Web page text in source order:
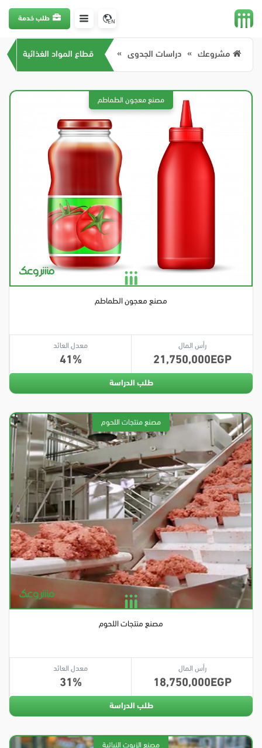
EN طلب خدمة
مشروعك دراسات الجدوى قطاع المواد الغذائية
مصنع معجون الطماطم
رأس المال
21,750,000
معدل العائد
41
طلب الدراسة
مصنع منتجات اللحوم
رأس المال
18,750,000
معدل العائد
31
طلب الدراسة